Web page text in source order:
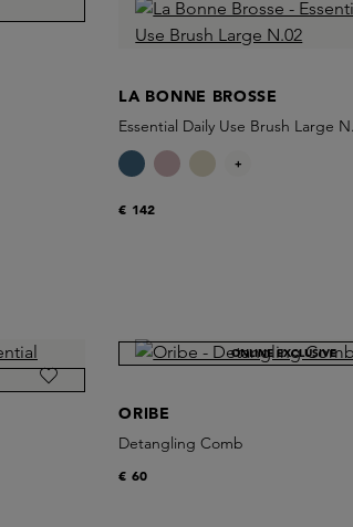
LA BONNE BROSSE
Essential Daily Use Brush Large
€ 142
+
ONLINE EXCLUSIVE
ORIBE
Detangling Comb
€ 60